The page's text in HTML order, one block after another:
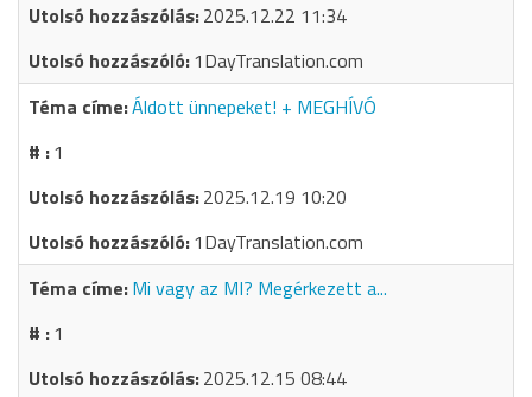
2025.12.22 11:34
1DayTranslation.com
Áldott ünnepeket! + MEGHÍVÓ
1
2025.12.19 10:20
1DayTranslation.com
Mi vagy az MI? Megérkezett a...
1
2025.12.15 08:44